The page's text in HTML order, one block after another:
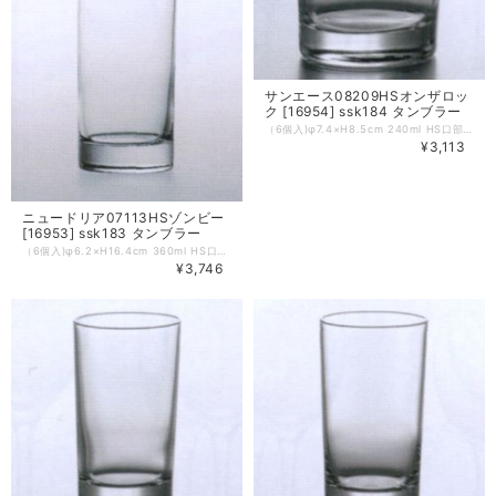
ニュードリア07113HSゾンビー
[16953] ssk183 タンブラー
¥3,746
サンエース08209HSオンザロッ
ク [16954] ssk184 タンブラー
¥3,113